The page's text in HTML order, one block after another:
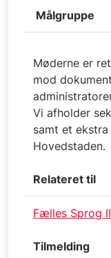
Målgruppe
Møderne er
mod
Vi afholder
samt et
Hovedstaden.
Relateret til
Fælles Sprog
Tilmelding